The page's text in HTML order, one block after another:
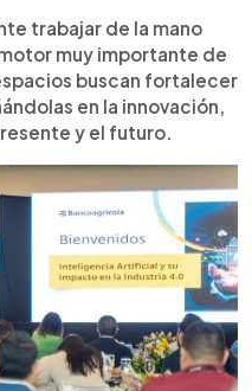
trabajar de la mano
muy importante de
buscan fortalecer
en la innovación,
y el futuro.